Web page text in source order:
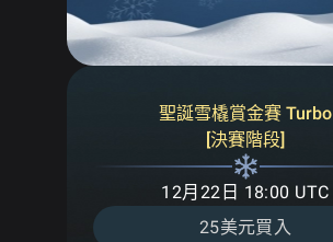
聖誕雪橇賞金賽 Turbo
[決賽階段]
12月22日 18:00 UTC
25美元買入